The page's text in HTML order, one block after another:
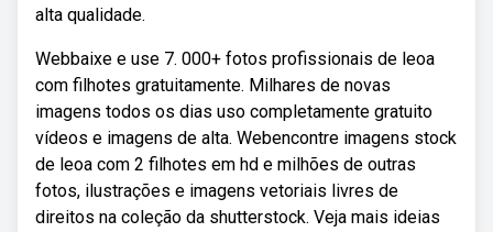
alta qualidade.
Webbaixe e use 7. 000+ fotos profissionais de leoa
com filhotes gratuitamente. Milhares de novas
imagens todos os dias uso completamente gratuito
vídeos e imagens de alta. Webencontre imagens stock
de leoa com 2 filhotes em hd e milhões de outras
fotos, ilustrações e imagens vetoriais livres de
direitos na coleção da shutterstock. Veja mais ideias